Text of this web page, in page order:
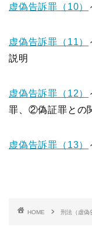
虚偽告訴罪（10）
虚偽告訴罪（11）
説明
虚偽告訴罪（12）
罪、②偽証罪との
虚偽告訴罪（13）
HOME 刑法（虚偽